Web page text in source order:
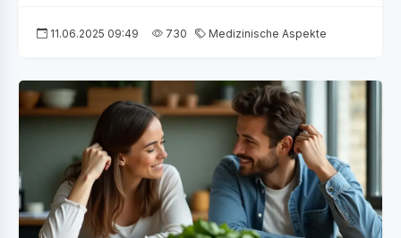
11.06.2025 09:49 730 Medizinische Aspekte